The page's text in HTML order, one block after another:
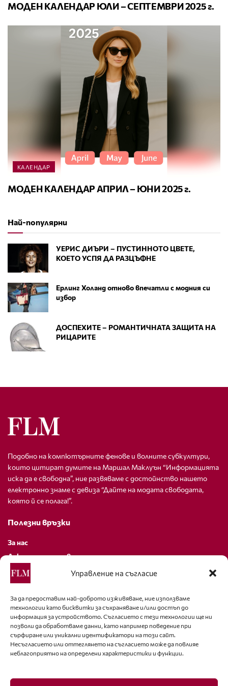
Управление на съгласие
За да предоставим най-доброто изживяване, ние използваме
технологии като бисквитки за съхраняване и/или достъп до
информация за устройството. Съгласието с тези технологии ще ни
позволи да обработваме данни, като например поведение при
сърфиране или уникални идентификатори на този сайт.
Несъгласието или оттеглянето на съгласието може да повлияе
неблагоприятно на определени характеристики и функции.
МОДЕН КАЛЕНДАР ЮЛИ – СЕПТЕМВРИ 2025 г.
КАЛЕНДАР
МОДЕН КАЛЕНДАР АПРИЛ – ЮНИ 2025 г.
Най-популярни
УЕРИС ДИЪРИ – ПУСТИННОТО ЦВЕТЕ,
КОЕТО УСПЯ ДА РАЗЦЪФНЕ
Ерлинг Холанд отново впечатли с модния си
избор
ДОСПЕХИТЕ – РОМАНТИЧНАТА ЗАЩИТА НА
РИЦАРИТЕ
Подобно на компютърните фенове и волните субкултури,
които цитират думите на Маршал Маклуън “Информацията
иска да е свободна”, ние развяваме с достойнство нашето
електронно знаме с девиза “Дайте на модата свободата,
която й се полага!”.
Полезни връзки
За нас
Декларация за поверителност
Политика за бисквитки
За контакти
editor@fashion-lifestyle.net
+359 88 227 33 47
Последвайте ни
Facebook